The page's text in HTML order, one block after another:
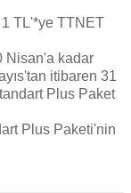
TL'*ye TTNET
Nisan'a kadar
itibaren 31
Plus Paket
Plus Paketi'nin